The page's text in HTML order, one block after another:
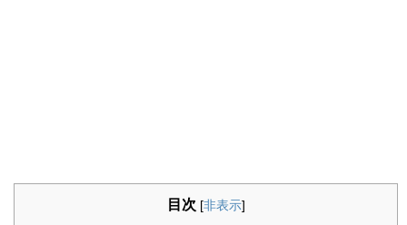
目次 [非表示]